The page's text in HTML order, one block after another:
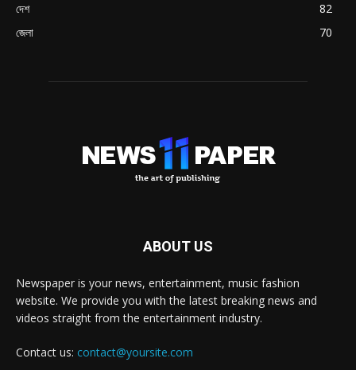
দেশ
82
জেলা
70
ABOUT US
Newspaper is your news, entertainment, music fashion
website. We provide you with the latest breaking news and
videos straight from the entertainment industry.
Contact us: contact@yoursite.com